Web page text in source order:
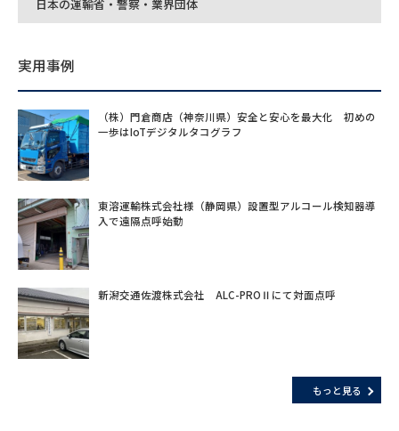
日本の運輸省・警察・業界団体
実用事例
（株）門倉商店（神奈川県）安全と安心を最大化 初めの
一歩はIoTデジタルタコグラフ
東溶運輸株式会社様（静岡県）設置型アルコール検知器導
入で遠隔点呼始動
新潟交通佐渡株式会社 ALC-PROⅡにて対面点呼
もっと見る